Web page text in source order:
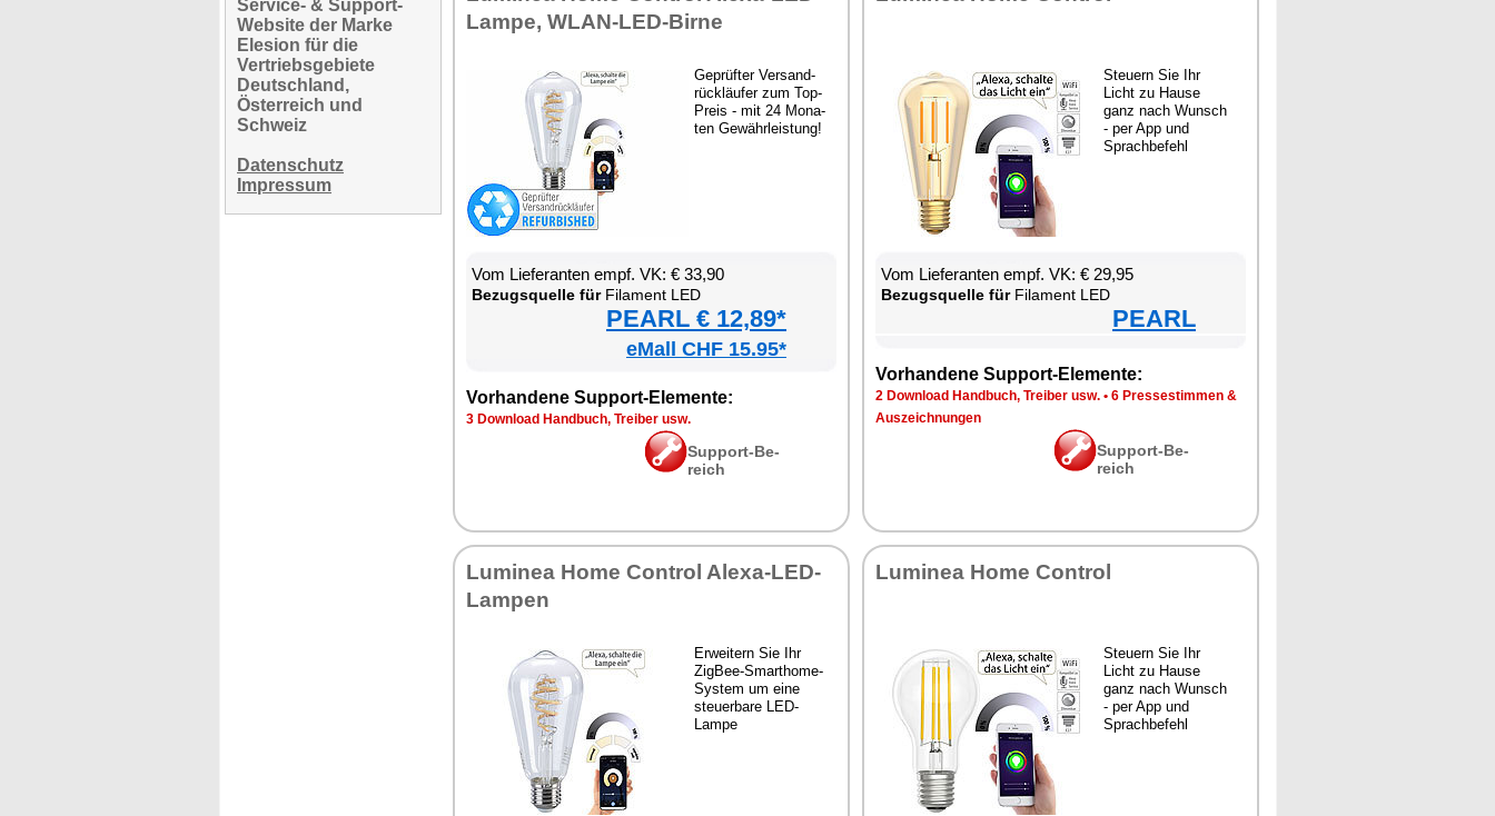
Service- & Support-
Website der Marke
Elesion für die
Vertriebsgebiete
Deutschland,
Österreich und
Schweiz
Datenschutz
Impressum
Lam­pe, WLAN-LED-Bir­ne
Ge­prüf­ter Ver­sand­
rück­läu­fer zum Top-
Preis - mit 24 Mo­na­
ten Ge­währ­leis­tung!
Vom Lie­fe­ran­ten empf. VK: € 33,90
Be­zugs­quel­le fürFil­ament LED
PEARL € 12,89*
eMall CHF 15.95*
Vor­han­de­ne Sup­port-Ele­men­te:
3 Down­load Hand­buch, Trei­ber usw.
Sup­port-Be­
reich
Steu­ern Sie Ihr
Licht zu Hau­se
ganz nach Wunsch
- per App und
Sprach­be­fehl
Vom Lie­fe­ran­ten empf. VK: € 29,95
Be­zugs­quel­le fürFil­ament LED
PEARL
Vor­han­de­ne Sup­port-Ele­men­te:
2 Down­load Hand­buch, Trei­ber usw. • 6 Pres­se­stim­men &
Aus­zeich­nun­gen
Sup­port-Be­
reich
Lu­mi­nea Ho­me Con­trol Ale­xa-LED-
Lam­pen
Er­wei­tern Sie Ihr
Zig­Bee-Smar­tho­me-
Sys­tem um ei­ne
steu­er­ba­re LED-
Lam­pe
Lu­mi­nea Ho­me Con­trol
Steu­ern Sie Ihr
Licht zu Hau­se
ganz nach Wunsch
- per App und
Sprach­be­fehl